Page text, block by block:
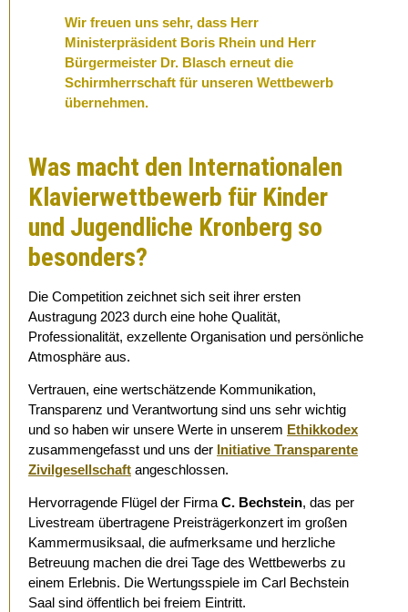
Wir freuen uns sehr, dass Herr
Ministerpräsident Boris Rhein und Herr
Bürgermeister Dr. Blasch erneut die
Schirmherrschaft für unseren Wettbewerb
übernehmen.
Was macht den Internationalen
Klavierwettbewerb für Kinder
und Jugendliche Kronberg so
besonders?
Die Competition zeichnet sich seit ihrer ersten
Austragung 2023 durch eine hohe Qualität,
Professionalität, exzellente Organisation und persönliche
Atmosphäre aus.
Vertrauen, eine wertschätzende Kommunikation,
Transparenz und Verantwortung sind uns sehr wichtig
und so haben wir unsere Werte in unserem Ethikkodex
zusammengefasst und uns der Initiative Transparente
Zivilgesellschaft angeschlossen.
Hervorragende Flügel der Firma C. Bechstein, das per
Livestream übertragene Preisträgerkonzert im großen
Kammermusiksaal, die aufmerksame und herzliche
Betreuung machen die drei Tage des Wettbewerbs zu
einem Erlebnis. Die Wertungsspiele im Carl Bechstein
Saal sind öffentlich bei freiem Eintritt.